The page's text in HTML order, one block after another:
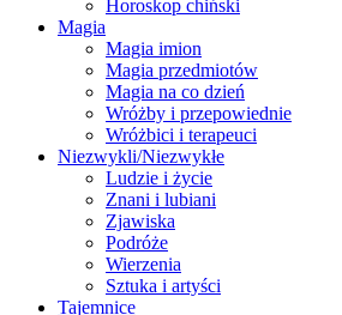
Horoskop chiński
Magia
Magia imion
Magia przedmiotów
Magia na co dzień
Wróżby i przepowiednie
Wróżbici i terapeuci
Niezwykli/Niezwykłe
Ludzie i życie
Znani i lubiani
Zjawiska
Podróże
Wierzenia
Sztuka i artyści
Tajemnice